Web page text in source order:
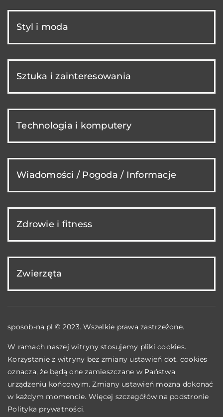
Styl i moda
Sztuka i zainteresowania
Technologia i komputery
Wiadomości / Pogoda / Informacje
Zdrowie i fitness
Zwierzęta
sposob-na.pl © 2023. Wszelkie prawa zastrzeżone.
W ramach naszej witryny stosujemy pliki cookies.
Korzystanie z witryny bez zmiany ustawień dot. cookies
oznacza, że będą one zamieszczane w Państwa
urządzeniu końcowym. Zmiany ustawień można dokonać
w każdym momencie. Więcej szczegółów na podstronie
Polityka prywatności.